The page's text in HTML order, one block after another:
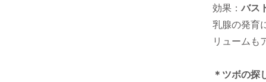
効果： バス
乳腺の発育
リュームも
＊ツボの探